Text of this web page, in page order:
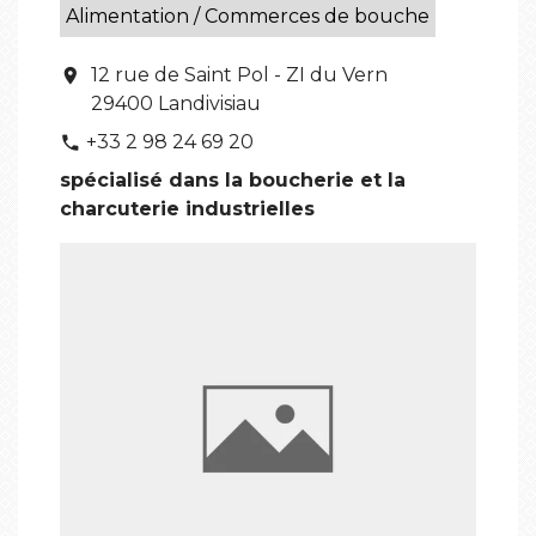
Alimentation / Commerces de bouche
location_on
12 rue de Saint Pol - ZI du Vern
29400 Landivisiau
phone +33 2 98 24 69 20
spécialisé dans la boucherie et la
charcuterie industrielles